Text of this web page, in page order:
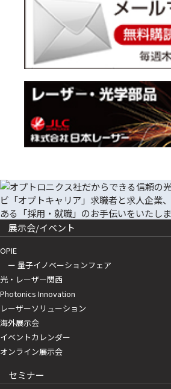
展示会/イベント
OPIE
ー 量子イノベーションフェア
光・レーザー関西
Photonics Innovation
レーザーソリューション
海外展示会
イベントカレンダー
オンライン展示会
セミナー